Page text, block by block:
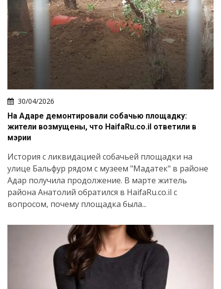
30/04/2026
На Адаре демонтировали собачью площадку:
жители возмущены, что HaifaRu.co.il ответили в
мэрии
История с ликвидацией собачьей площадки на
улице Бальфур рядом с музеем "Мадатек" в районе
Адар получила продолжение. В марте житель
района Анатолий обратился в HaifaRu.co.il с
вопросом, почему площадка была...